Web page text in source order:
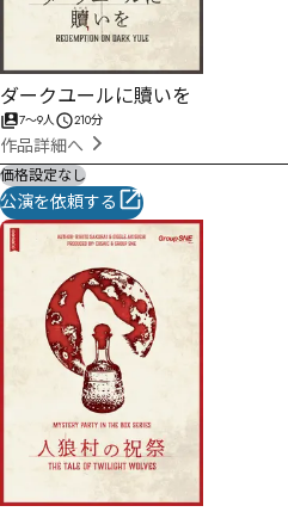
ダークユールに贖いを
7〜9人 210分
作品詳細へ
価格設定なし
公演を依頼する